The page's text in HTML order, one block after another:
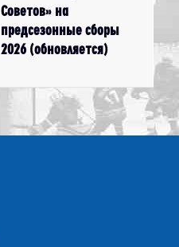
Советов» на
предсезонные сборы
2026 (обновляется)